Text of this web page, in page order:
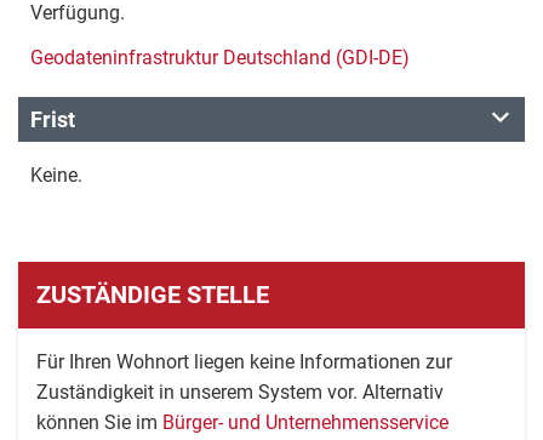
Verfügung.
Geodateninfrastruktur Deutschland (GDI-DE)
Frist
Keine.
ZUSTÄNDIGE STELLE
Für Ihren Wohnort liegen keine Informationen zur
Zuständigkeit in unserem System vor. Alternativ
können Sie im Bürger- und Unternehmensservice